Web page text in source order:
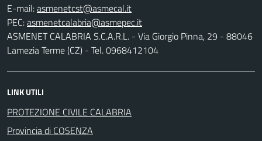
E-mail:
PEC:
ASMENET CALABRIA S.C.A.R.L. - Via Giorgio Pinna, 29 - 88046
Lamezia Terme (CZ) - Tel. 0968412104
LINK UTILI
PROTEZIONE CIVILE CALABRIA
Provincia di COSENZA